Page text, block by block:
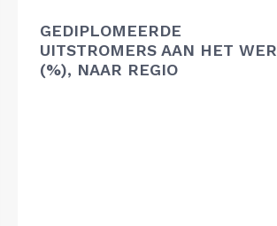
GEDIPLOMEERDE
UITSTROMERS AAN HET
(%), NAAR REGIO